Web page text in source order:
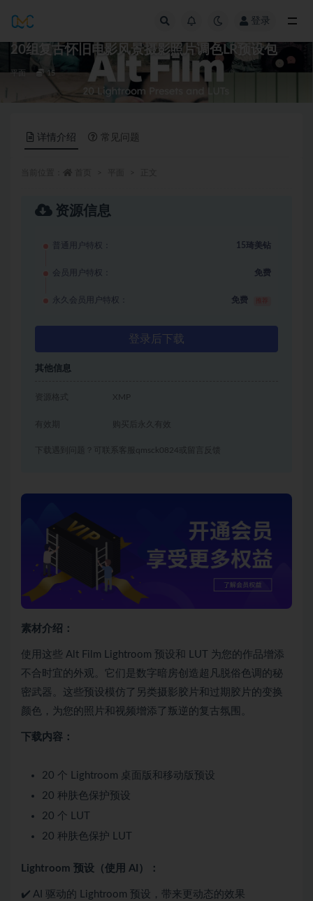
登录
20组复古怀旧电影风景摄影照片调色LR预设包
平面 15
详情介绍 常见问题
资源信息
普通用户特权： 15琦美钻
会员用户特权： 免费
永久会员用户特权： 免费
登录后下载
其他信息
资源格式 XMP
有效期 购买后永久有效
下载遇到问题？可联系客服qmsck0824或留言反馈
素材介绍：
使用这些 Alt Film Lightroom 预设和 LUT 为您的作品增添
不合时宜的外观。它们是数字暗房创造超凡脱俗色调的秘
密武器。这些预设模仿了另类摄影胶片和过期胶片的变换
颜色，为您的照片和视频增添了叛逆的复古氛围。
下载内容：
20 个 Lightroom 桌面版和移动版预设
20 种肤色保护预设
20 个 LUT
20 种肤色保护 LUT
Lightroom 预设（使用 AI）：
✔️ AI 驱动的 Lightroom 预设，带来更动态的效果